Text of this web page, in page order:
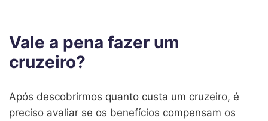
Vale a pena fazer um
cruzeiro?
Após descobrirmos quanto custa um cruzeiro, é
preciso avaliar se os benefícios compensam os